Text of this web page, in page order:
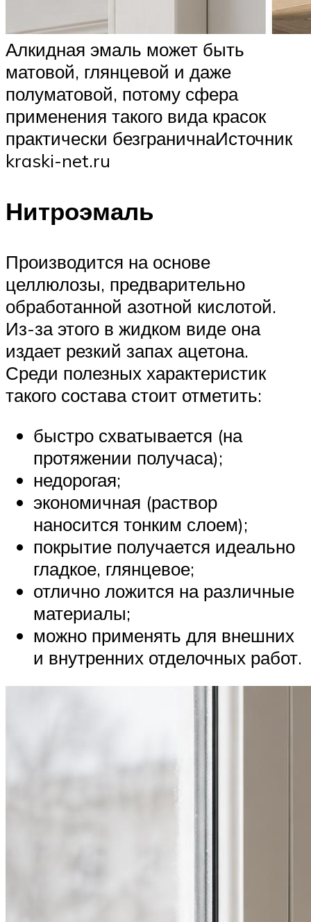
Алкидная эмаль может быть
матовой, глянцевой и даже
полуматовой, потому сфера
применения такого вида красок
практически безграничнаИсточник
kraski-net.ru
Нитроэмаль
Производится на основе
целлюлозы, предварительно
обработанной азотной кислотой.
Из-за этого в жидком виде она
издает резкий запах ацетона.
Среди полезных характеристик
такого состава стоит отметить:
быстро схватывается (на
протяжении получаса);
недорогая;
экономичная (раствор
наносится тонким слоем);
покрытие получается идеально
гладкое, глянцевое;
отлично ложится на различные
материалы;
можно применять для внешних
и внутренних отделочных работ.